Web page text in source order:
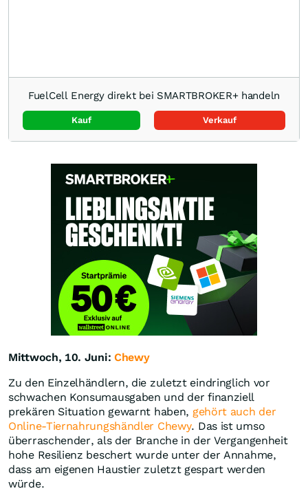
FuelCell Energy direkt bei SMARTBROKER+ handeln
Kauf Verkauf
Mittwoch, 10. Juni: Chewy
Zu den Einzelhändlern, die zuletzt eindringlich vor
schwachen Konsumausgaben und der finanziell
prekären Situation gewarnt haben, gehört auch der
Online-Tiernahrungshändler Chewy. Das ist umso
überraschender, als der Branche in der Vergangenheit
hohe Resilienz beschert wurde unter der Annahme,
dass am eigenen Haustier zuletzt gespart werden
würde.